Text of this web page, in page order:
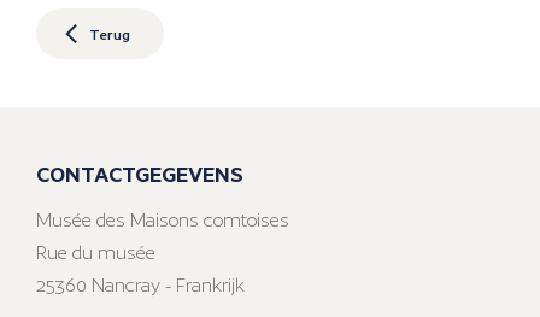
Terug
CONTACTGEGEVENS
Musée des Maisons comtoises
Rue du musée
25360 Nancray - Frankrijk